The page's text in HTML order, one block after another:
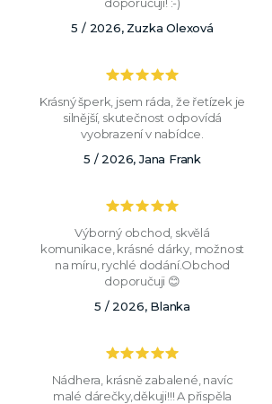
5 / 2026, Zuzka Olexová
Krásný šperk, jsem ráda, že řetízek je
silnější, skutečnost odpovídá
vyobrazení v nabídce.
5 / 2026, Jana Frank
Výborný obchod, skvělá
komunikace, krásné dárky, možnost
na míru, rychlé dodání.Obchod
doporučuji 😊
5 / 2026, Blanka
Nádhera, krásně zabalené, navíc
malé dárečky,děkuji!!! A přispěla